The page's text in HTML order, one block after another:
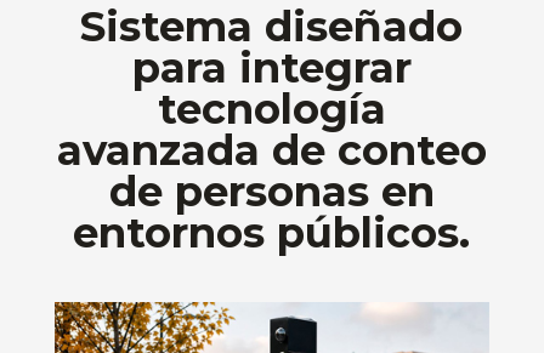
Sistema diseñado
para integrar
tecnología
avanzada de conteo
de personas en
entornos públicos.